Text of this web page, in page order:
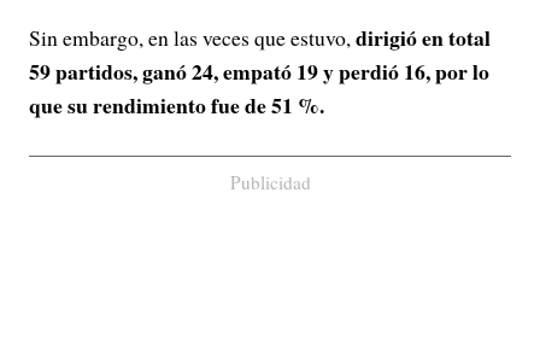
Sin embargo, en las veces que estuvo,dirigió en total
59 partidos, ganó 24, empató 19 y perdió 16, por lo
que su rendimiento fue de 51 %.
Publicidad